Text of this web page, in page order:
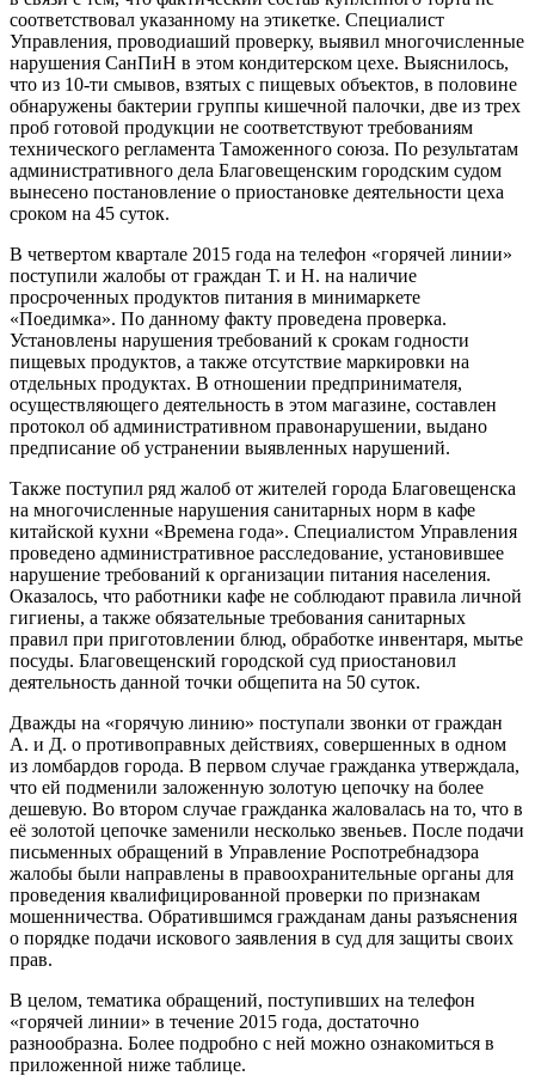
соответствовал указанному на этикетке. Специалист
Управления, проводиаший проверку, выявил многочисленные
нарушения СанПиН в этом кондитерском цехе. Выяснилось,
что из 10-ти смывов, взятых с пищевых объектов, в половине
обнаружены бактерии группы кишечной палочки, две из трех
проб готовой продукции не соответствуют требованиям
технического регламента Таможенного союза. По результатам
административного дела Благовещенским городским судом
вынесено постановление о приостановке деятельности цеха
сроком на 45 суток.
В четвертом квартале 2015 года на телефон «горячей линии»
поступили жалобы от граждан Т. и Н. на наличие
просроченных продуктов питания в минимаркете
«Поедимка». По данному факту проведена проверка.
Установлены нарушения требований к срокам годности
пищевых продуктов, а также отсутствие маркировки на
отдельных продуктах. В отношении предпринимателя,
осуществляющего деятельность в этом магазине, составлен
протокол об административном правонарушении, выдано
предписание об устранении выявленных нарушений.
Также поступил ряд жалоб от жителей города Благовещенска
на многочисленные нарушения санитарных норм в кафе
китайской кухни «Времена года». Специалистом Управления
проведено административное расследование, установившее
нарушение требований к организации питания населения.
Оказалось, что работники кафе не соблюдают правила личной
гигиены, а также обязательные требования санитарных
правил при приготовлении блюд, обработке инвентаря, мытье
посуды. Благовещенский городской суд приостановил
деятельность данной точки общепита на 50 суток.
Дважды на «горячую линию» поступали звонки от граждан
А. и Д. о противоправных действиях, совершенных в одном
из ломбардов города. В первом случае гражданка утверждала,
что ей подменили заложенную золотую цепочку на более
дешевую. Во втором случае гражданка жаловалась на то, что в
её золотой цепочке заменили несколько звеньев. После подачи
письменных обращений в Управление Роспотребнадзора
жалобы были направлены в правоохранительные органы для
проведения квалифицированной проверки по признакам
мошенничества. Обратившимся гражданам даны разъяснения
о порядке подачи искового заявления в суд для защиты своих
прав.
В целом, тематика обращений, поступивших на телефон
«горячей линии» в течение 2015 года, достаточно
разнообразна. Более подробно с ней можно ознакомиться в
приложенной ниже таблице.